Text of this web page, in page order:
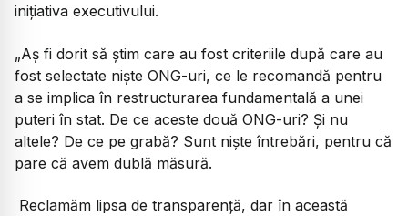
inițiativa executivului.
„Aș fi dorit să știm care au fost criteriile după care au
fost selectate niște ONG-uri, ce le recomandă pentru
a se implica în restructurarea fundamentală a unei
puteri în stat. De ce aceste două ONG-uri? Și nu
altele? De ce pe grabă? Sunt niște întrebări, pentru că
pare că avem dublă măsură.
Reclamăm lipsa de transparență, dar în această